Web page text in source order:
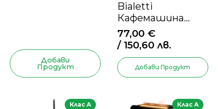
Добави
Продукт
Bialetti
Кафемашина
Gioia
77,00 €
/ 150,60 лв.
Добави Продукт
Клас A Клас A